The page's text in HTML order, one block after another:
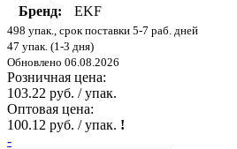
Бренд:
EKF
498 упак., срок поставки 5-7 раб. дней
47 упак. (1-3 дня)
Обновлено 06.08.2026
Розничная цена:
103.22 руб. / упак.
Оптовая цена:
100.12 руб. / упак. !
-